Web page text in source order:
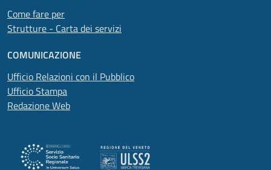
Come fare per
Strutture - Carta dei servizi
COMUNICAZIONE
Ufficio Relazioni con il Pubblico
Ufficio Stampa
Redazione Web